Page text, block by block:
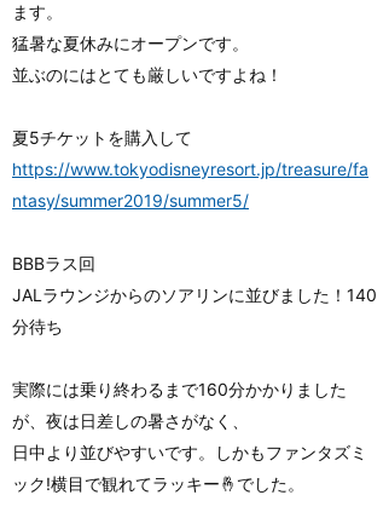
ます。
猛暑な夏休みにオープンです。
並ぶのにはとても厳しいですよね！
夏5チケットを購入して
https://www.tokyodisneyresort.jp/treasure/fa
ntasy/summer2019/summer5/
BBBラス回
JALラウンジからのソアリンに並びました！140
分待ち
実際には乗り終わるまで160分かかりました
が、夜は日差しの暑さがなく、
日中より並びやすいです。しかもファンタズミ
ック!横目で観れてラッキー🤞でした。